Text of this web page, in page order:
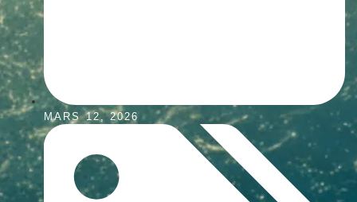
MARS 12, 2026